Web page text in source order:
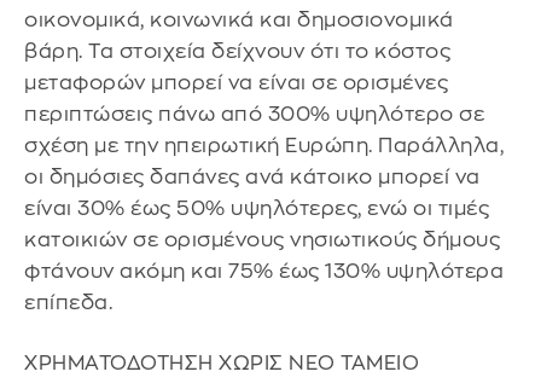
οικονομικά, κοινωνικά και δημοσιονομικά
βάρη. Τα στοιχεία δείχνουν ότι το κόστος
μεταφορών μπορεί να είναι σε ορισμένες
περιπτώσεις πάνω από 300% υψηλότερο σε
σχέση με την ηπειρωτική Ευρώπη. Παράλληλα,
οι δημόσιες δαπάνες ανά κάτοικο μπορεί να
είναι 30% έως 50% υψηλότερες, ενώ οι τιμές
κατοικιών σε ορισμένους νησιωτικούς δήμους
φτάνουν ακόμη και 75% έως 130% υψηλότερα
επίπεδα.
ΧΡΗΜΑΤΟΔΟΤΗΣΗ ΧΩΡΙΣ ΝΕΟ ΤΑΜΕΙΟ